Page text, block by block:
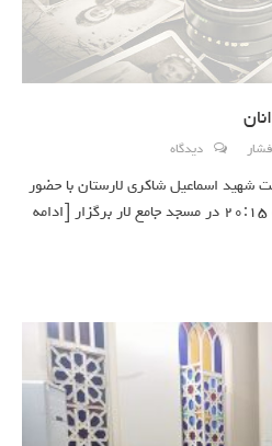
دیدگاه
شهید اسماعیل شاکری لارستان با حضور
[ادامه